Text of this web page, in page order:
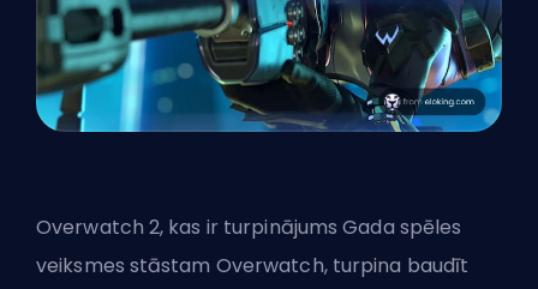
Overwatch 2, kas ir turpinājums Gada spēles
veiksmes stāstam Overwatch, turpina baudīt